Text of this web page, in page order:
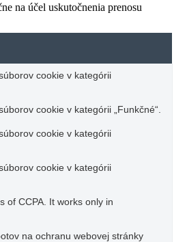
na účel uskutočnenia prenosu
cookie v kategórii
cookie v kategórii „Funkčné“.
cookie v kategórii
cookie v kategórii
of CCPA. It works only in
na ochranu webovej stránky